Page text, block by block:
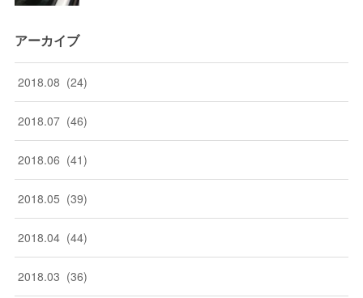
アーカイブ
2018.08 (24)
2018.07 (46)
2018.06 (41)
2018.05 (39)
2018.04 (44)
2018.03 (36)